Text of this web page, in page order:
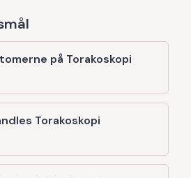
på Torakoskopi
Torakoskopi